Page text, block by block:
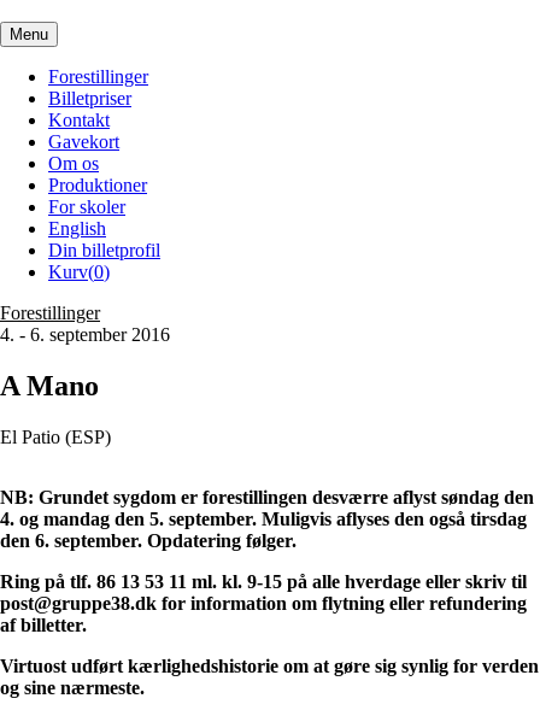
Menu
Forestillinger
Billetpriser
Kontakt
Gavekort
Om os
Produktioner
For skoler
English
Din billetprofil
Kurv(0)
Forestillinger
4. - 6. september 2016
A Mano
El Patio (ESP)
NB: Grundet sygdom er forestillingen desværre aflyst søndag den
4. og mandag den 5. september. Muligvis aflyses den også tirsdag
den 6. september. Opdatering følger.
Ring på tlf. 86 13 53 11 ml. kl. 9-15 på alle hverdage eller skriv til
post@gruppe38.dk for information om flytning eller refundering
af billetter.
Virtuost udført kærlighedshistorie om at gøre sig synlig for verden
og sine nærmeste.